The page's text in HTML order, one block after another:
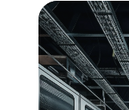
Инженерные
и
IT-
решения
для